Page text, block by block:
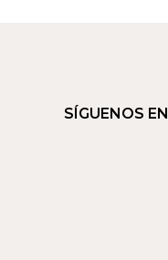
SÍGUENOS EN